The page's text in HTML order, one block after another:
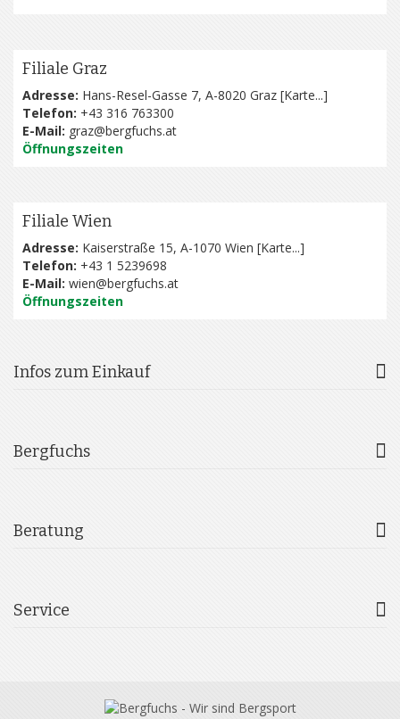
Filiale Graz
Adresse: Hans-Resel-Gasse 7, A-8020 Graz [Karte...]
Telefon: +43 316 763300
E-Mail: graz@bergfuchs.at
Öffnungszeiten
Filiale Wien
Adresse: Kaiserstraße 15, A-1070 Wien [Karte...]
Telefon: +43 1 5239698
E-Mail: wien@bergfuchs.at
Öffnungszeiten
Infos zum Einkauf
Bergfuchs
Beratung
Service